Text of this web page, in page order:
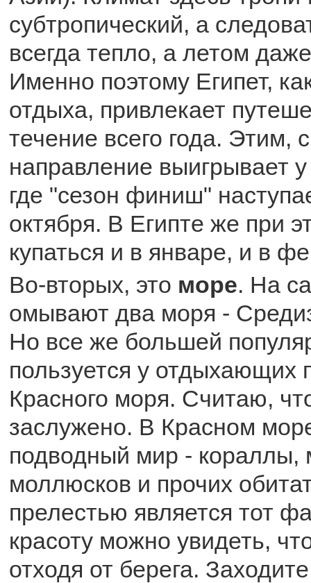
субтропический, а
всегда тепло, а летом
Именно поэтому Египет,
отдыха, привлекает
течение всего года. Этим,
направление выигрывает
где "сезон финиш"
октября. В Египте же при
купаться и в январе, и в
Во-вторых, это море. На
омывают два моря -
Но все же большей
пользуется у отдыхающих
Красного моря. Считаю,
заслужено. В Красном
подводный мир - кораллы,
моллюсков и прочих
прелестью является тот
красоту можно увидеть,
отходя от берега.